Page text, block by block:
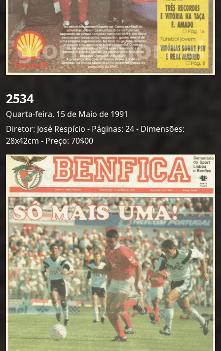
2534
Quarta-feira, 15 de Maio de 1991
Diretor: José Respício - Páginas: 24 - Dimensões:
28x42cm - Preço: 70$00